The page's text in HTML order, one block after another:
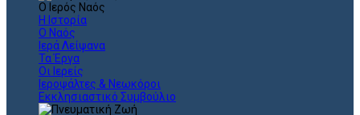
Ο Ιερός Ναός
Η Ιστορία
Ο Ναός
Ιερά Λείψανα
Τα Έργα
Οι Ιερείς
Ιεροψάλτες & Νεωκόροι
Εκκλησιαστικό Συμβούλιο